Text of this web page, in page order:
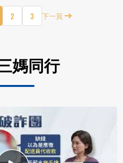
2 3 下一頁
媽同行